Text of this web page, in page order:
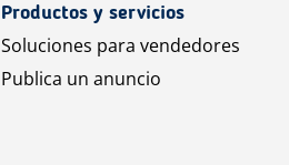
Productos y servicios
Soluciones para vendedores
Publica un anuncio